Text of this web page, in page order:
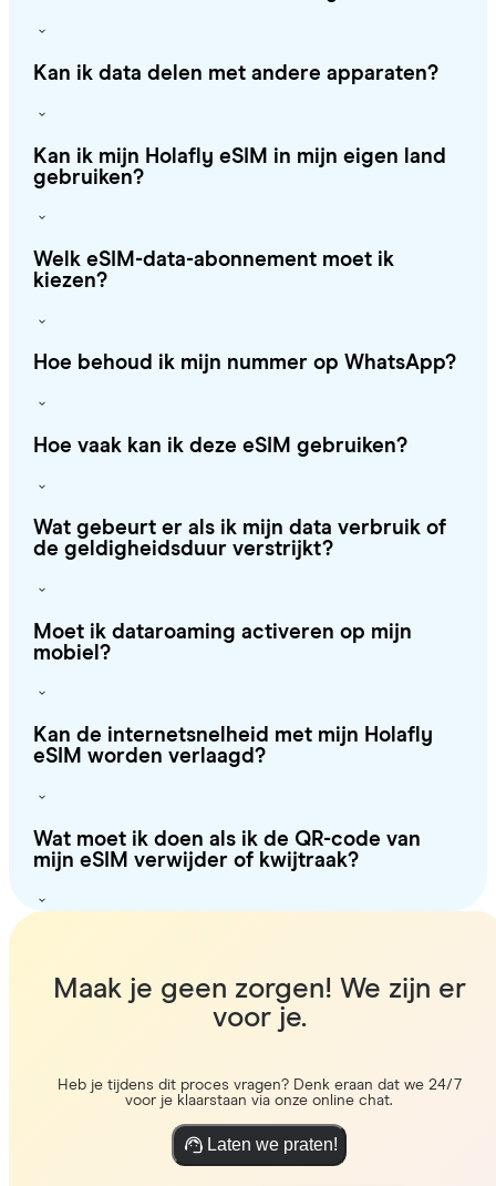
Kan ik data delen met andere apparaten?
Kan ik mijn Holafly eSIM in mijn eigen land
gebruiken?
Welk eSIM-data-abonnement moet ik
kiezen?
Hoe behoud ik mijn nummer op WhatsApp?
Hoe vaak kan ik deze eSIM gebruiken?
Wat gebeurt er als ik mijn data verbruik of
de geldigheidsduur verstrijkt?
Moet ik dataroaming activeren op mijn
mobiel?
Kan de internetsnelheid met mijn Holafly
eSIM worden verlaagd?
Wat moet ik doen als ik de QR-code van
mijn eSIM verwijder of kwijtraak?
Maak je geen zorgen! We zijn er
voor je.
Heb je tijdens dit proces vragen? Denk eraan dat we 24/7
voor je klaarstaan via onze online chat.
Laten we praten!